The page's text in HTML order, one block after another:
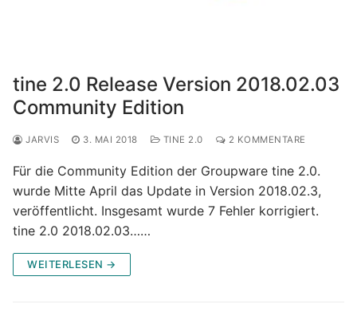
tine 2.0 Release Version 2018.02.03
Community Edition
JARVIS 3. MAI 2018 TINE 2.0 2 KOMMENTARE
Für die Community Edition der Groupware tine 2.0.
wurde Mitte April das Update in Version 2018.02.3,
veröffentlicht. Insgesamt wurde 7 Fehler korrigiert.
tine 2.0 2018.02.03……
WEITERLESEN →